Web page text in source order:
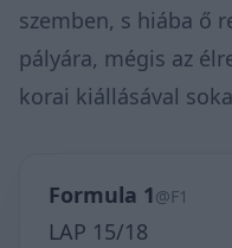
szemben, s hiába ő
pályára, mégis az
korai kiállásával
Formula 1@F1
LAP 15/18